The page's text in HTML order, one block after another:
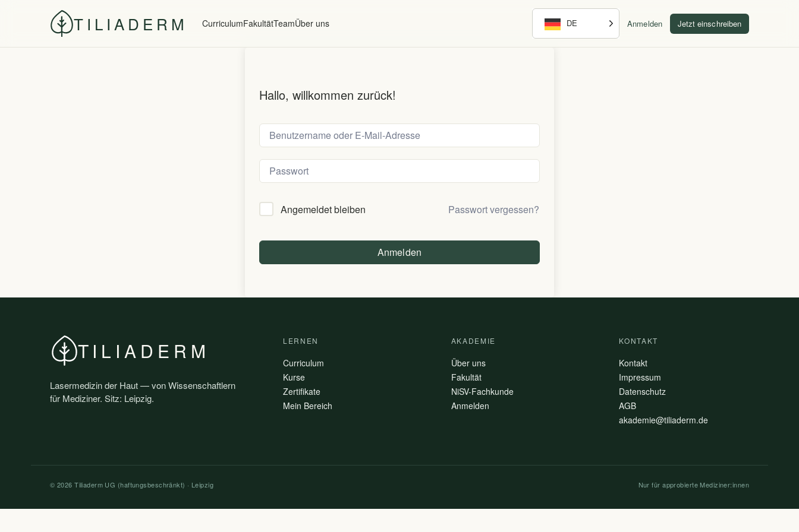
TILIADERM CurriculumFakultätTeamÜber uns DE Anmelden Jetzt einschreiben
Hallo, willkommen zurück!
Angemeldet bleiben Passwort vergessen?
Anmelden
TILIADERM
Lasermedizin der Haut — von Wissenschaftlern
für Mediziner. Sitz: Leipzig.
LERNEN
Curriculum
Kurse
Zertifikate
Mein Bereich
AKADEMIE
Über uns
Fakultät
NiSV-Fachkunde
Anmelden
KONTAKT
Kontakt
Impressum
Datenschutz
AGB
akademie@tiliaderm.de
© 2026 Tiliaderm UG (haftungsbeschränkt) · Leipzig Nur für approbierte Mediziner:innen